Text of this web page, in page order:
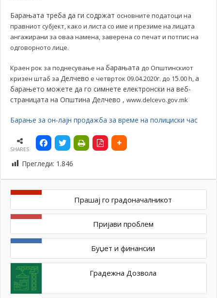
Барањата треба да ги содржат основните податоци на
правниот субјект, како и листа со име и презиме на лицата
ангажирани за оваа намена, заверена со печат и потпис на
одговорното лице.
Краен рок за поднесување на барањата до Општинскиот
кризен штаб за Делчево е четврток 09.04.2020г. до 15.00 h,а
барањето можете да го симнете електронски на веб-
страницата на Општина Делчево , www.delcevo.gov.mk
Барање за он-лајн продажба за време на полициски час
SHARES
Прегледи: 1.846
Прашај го градоначалникот
Пријави проблем
Буџет и финансии
Градежна Дозвола